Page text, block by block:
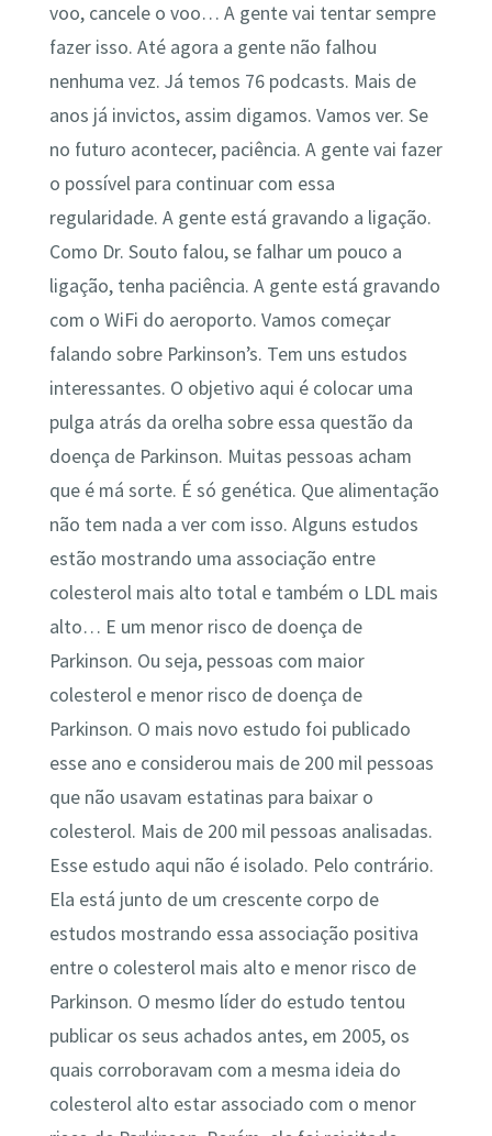
voo, cancele o voo… A gente vai tentar sempre
fazer isso. Até agora a gente não falhou
nenhuma vez. Já temos 76 podcasts. Mais de
anos já invictos, assim digamos. Vamos ver. Se
no futuro acontecer, paciência. A gente vai fazer
o possível para continuar com essa
regularidade. A gente está gravando a ligação.
Como Dr. Souto falou, se falhar um pouco a
ligação, tenha paciência. A gente está gravando
com o WiFi do aeroporto. Vamos começar
falando sobre Parkinson’s. Tem uns estudos
interessantes. O objetivo aqui é colocar uma
pulga atrás da orelha sobre essa questão da
doença de Parkinson. Muitas pessoas acham
que é má sorte. É só genética. Que alimentação
não tem nada a ver com isso. Alguns estudos
estão mostrando uma associação entre
colesterol mais alto total e também o LDL mais
alto… E um menor risco de doença de
Parkinson. Ou seja, pessoas com maior
colesterol e menor risco de doença de
Parkinson. O mais novo estudo foi publicado
esse ano e considerou mais de 200 mil pessoas
que não usavam estatinas para baixar o
colesterol. Mais de 200 mil pessoas analisadas.
Esse estudo aqui não é isolado. Pelo contrário.
Ela está junto de um crescente corpo de
estudos mostrando essa associação positiva
entre o colesterol mais alto e menor risco de
Parkinson. O mesmo líder do estudo tentou
publicar os seus achados antes, em 2005, os
quais corroboravam com a mesma ideia do
colesterol alto estar associado com o menor